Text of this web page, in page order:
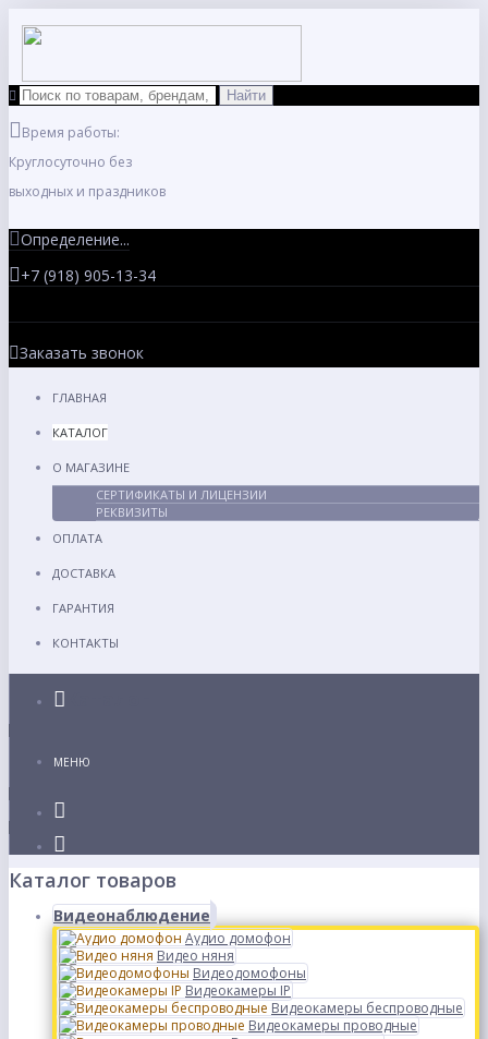
Время работы:
Круглосуточно без
выходных и праздников
Определение...
+7 (918) 905-13-34
Заказать звонок
ГЛАВНАЯ
КАТАЛОГ
О МАГАЗИНЕ
СЕРТИФИКАТЫ И ЛИЦЕНЗИИ
РЕКВИЗИТЫ
ОПЛАТА
ДОСТАВКА
ГАРАНТИЯ
КОНТАКТЫ
МЕНЮ
Каталог товаров
Видеонаблюдение
Аудио домофон
Видео няня
Видеодомофоны
Видеокамеры IP
Видеокамеры беспроводные
Видеокамеры проводные